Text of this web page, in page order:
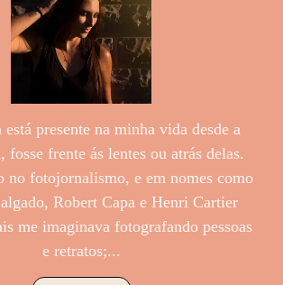
presente na minha vida desde a
fosse frente ás lentes ou atrás delas.
no fotojornalismo, e em nomes como
Robert Capa e Henri Cartier
me imaginava fotografando pessoas
e retratos;...